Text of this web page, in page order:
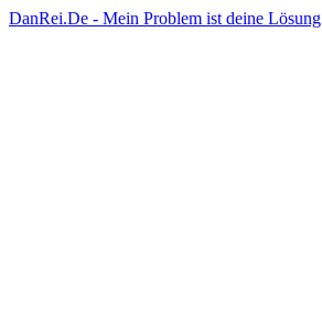
DanRei.De - Mein Problem ist deine Lösung